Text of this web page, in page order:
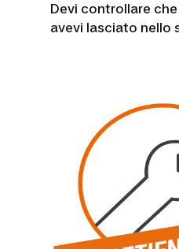
Devi controllare
avevi lasciato nello